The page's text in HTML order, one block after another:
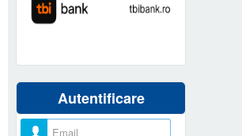
Autentificare
Nume utilizator